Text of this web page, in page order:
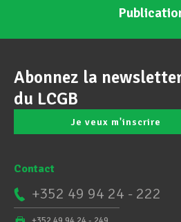
Abonnez la
du LCGB
Je veux m'inscrire
Contact
+352 49 94 24 - 222